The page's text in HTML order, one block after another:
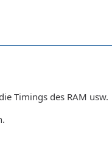
Timings des RAM usw.